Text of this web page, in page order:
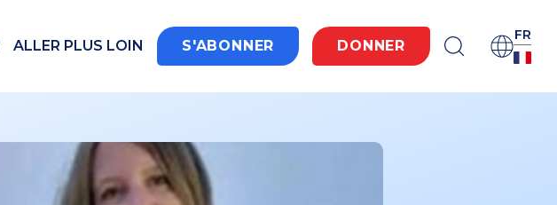
ALLER PLUS LOIN S'ABONNER DONNER
FR